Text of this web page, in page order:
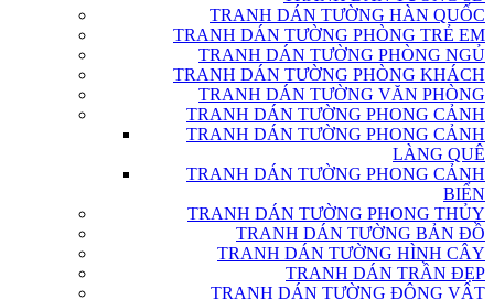
TRANH DÁN TƯỜNG HÀN QUỐC
TRANH DÁN TƯỜNG PHÒNG TRẺ EM
TRANH DÁN TƯỜNG PHÒNG NGỦ
TRANH DÁN TƯỜNG PHÒNG KHÁCH
TRANH DÁN TƯỜNG VĂN PHÒNG
TRANH DÁN TƯỜNG PHONG CẢNH
TRANH DÁN TƯỜNG PHONG CẢNH
LÀNG QUÊ
TRANH DÁN TƯỜNG PHONG CẢNH
BIỂN
TRANH DÁN TƯỜNG PHONG THỦY
TRANH DÁN TƯỜNG BẢN ĐỒ
TRANH DÁN TƯỜNG HÌNH CÂY
TRANH DÁN TRẦN ĐẸP
TRANH DÁN TƯỜNG ĐỘNG VẬT